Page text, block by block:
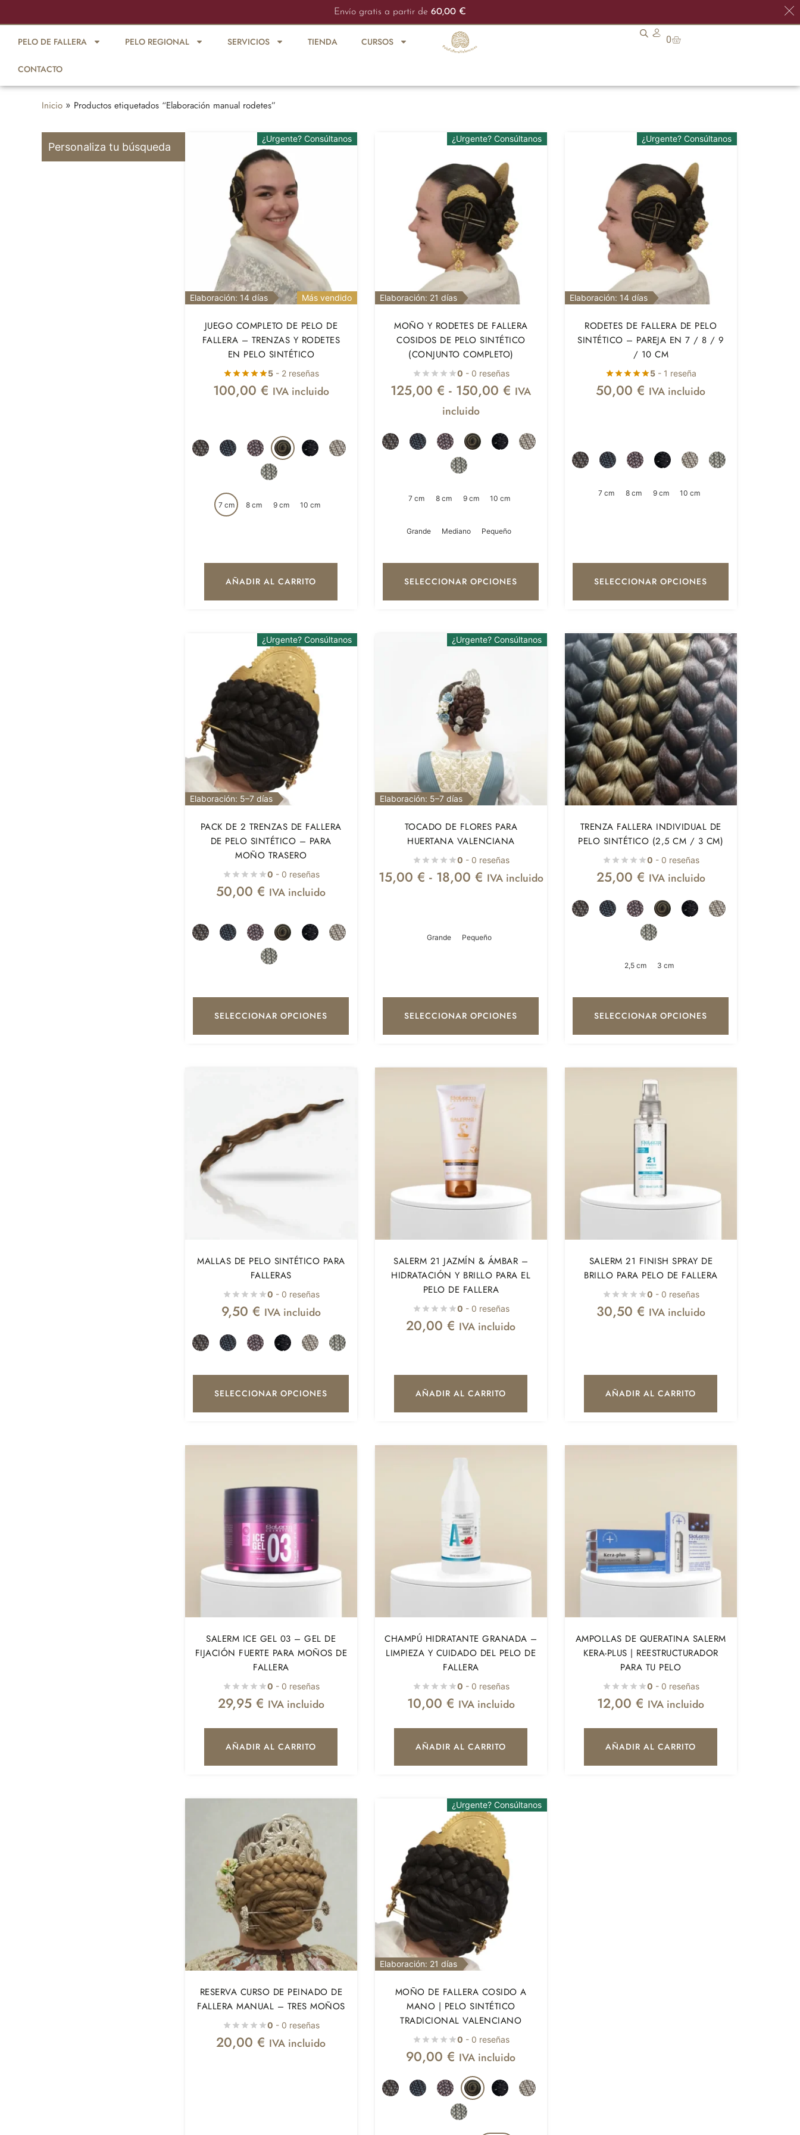
PELO DE FALLERA PELO REGIONAL SERVICIOS TIENDA CURSOS
CONTACTO
0
Inicio » Productos etiquetados “Elaboración manual rodetes”
Personaliza tu búsqueda
¿Urgente? Consúltanos
Más vendido
Elaboración: 14 días
JUEGO COMPLETO DE PELO DE
FALLERA – TRENZAS Y RODETES
EN PELO SINTÉTICO
5- 2 reseñas
100,00 € IVA incluido
7 cm 8 cm 9 cm 10 cm
AÑADIR AL CARRITO
¿Urgente? Consúltanos
Elaboración: 21 días
MOÑO Y RODETES DE FALLERA
COSIDOS DE PELO SINTÉTICO
(CONJUNTO COMPLETO)
0 - 0 reseñas
125,00€ - 150,00€ IVA
incluido
7 cm 8 cm 9 cm 10 cm
Grande Mediano Pequeño
SELECCIONAR OPCIONES
¿Urgente? Consúltanos
Elaboración: 14 días
RODETES DE FALLERA DE PELO
SINTÉTICO – PAREJA EN 7 / 8 / 9
/ 10 CM
5- 1 reseña
50,00€ IVA incluido
7 cm 8 cm 9 cm 10 cm
SELECCIONAR OPCIONES
Elaboración: 5–7 días
¿Urgente? Consúltanos
PACK DE 2 TRENZAS DE FALLERA
DE PELO SINTÉTICO – PARA
MOÑO TRASERO
0 - 0 reseñas
50,00€ IVA incluido
SELECCIONAR OPCIONES
Elaboración: 5–7 días
¿Urgente? Consúltanos
TOCADO DE FLORES PARA
HUERTANA VALENCIANA
0 - 0 reseñas
15,00 € - 18,00 € IVA incluido
Grande Pequeño
SELECCIONAR OPCIONES
TRENZA FALLERA INDIVIDUAL DE
PELO SINTÉTICO (2,5 CM / 3 CM)
0 - 0 reseñas
25,00 € IVA incluido
2,5 cm 3 cm
SELECCIONAR OPCIONES
MALLAS DE PELO SINTÉTICO PARA
FALLERAS
0 - 0 reseñas
9,50 € IVA incluido
SELECCIONAR OPCIONES
SALERM 21 JAZMÍN & ÁMBAR –
HIDRATACIÓN Y BRILLO PARA EL
PELO DE FALLERA
0 - 0 reseñas
20,00€ IVA incluido
AÑADIR AL CARRITO
SALERM 21 FINISH SPRAY DE
BRILLO PARA PELO DE FALLERA
0 - 0 reseñas
30,50 € IVA incluido
AÑADIR AL CARRITO
SALERM ICE GEL 03 – GEL DE
FIJACIÓN FUERTE PARA MOÑOS DE
FALLERA
0 - 0 reseñas
29,95 € IVA incluido
AÑADIR AL CARRITO
CHAMPÚ HIDRATANTE GRANADA –
LIMPIEZA Y CUIDADO DEL PELO DE
FALLERA
0 - 0 reseñas
10,00 € IVA incluido
AÑADIR AL CARRITO
AMPOLLAS DE QUERATINA SALERM
KERA-PLUS | REESTRUCTURADOR
PARA TU PELO
0 - 0 reseñas
12,00€ IVA incluido
AÑADIR AL CARRITO
RESERVA CURSO DE PEINADO DE
FALLERA MANUAL – TRES MOÑOS
0 - 0 reseñas
20,00€ IVA incluido
¿Urgente? Consúltanos
Elaboración: 21 días
MOÑO DE FALLERA COSIDO A
MANO | PELO SINTÉTICO
TRADICIONAL VALENCIANO
0 - 0 reseñas
90,00€ IVA incluido
Envío gratis a partir de 60,00 €